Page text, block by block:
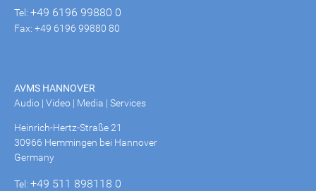
Tel: +49 6196 99880 0
Fax: +49 6196 99880 80
AVMS HANNOVER
Audio | Video | Media | Services
Heinrich-Hertz-Straße 21
30966 Hemmingen bei Hannover
Germany
Tel: +49 511 898118 0